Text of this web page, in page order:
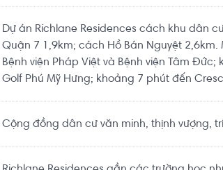
Dự án Richlane Residences cách khu dân
Quận 7 1,9km; cách Hồ Bán Nguyệt
Bệnh viện Pháp Việt và Bệnh viện Tâm
Golf Phú Mỹ Hưng; khoảng 7 phút đến
Cộng đồng dân cư văn minh, thịnh vượng,